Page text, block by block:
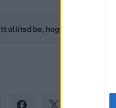
Itt állítsd be, hogy az RTL.hu